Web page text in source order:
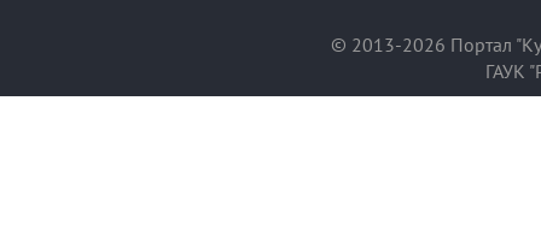
© 2013-2026 Портал
ГАУК